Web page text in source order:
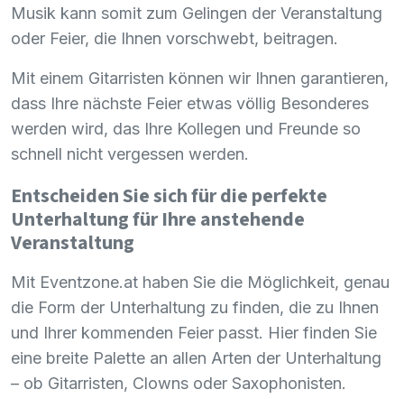
Musik kann somit zum Gelingen der Veranstaltung
oder Feier, die Ihnen vorschwebt, beitragen.
Mit einem Gitarristen können wir Ihnen garantieren,
dass Ihre nächste Feier etwas völlig Besonderes
werden wird, das Ihre Kollegen und Freunde so
schnell nicht vergessen werden.
Entscheiden Sie sich für die perfekte
Unterhaltung für Ihre anstehende
Veranstaltung
Mit Eventzone.at haben Sie die Möglichkeit, genau
die Form der Unterhaltung zu finden, die zu Ihnen
und Ihrer kommenden Feier passt. Hier finden Sie
eine breite Palette an allen Arten der Unterhaltung
– ob Gitarristen, Clowns oder Saxophonisten.